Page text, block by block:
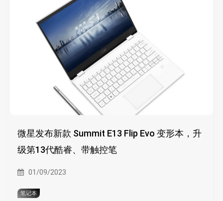
微星发布新款 Summit E13 Flip Evo 变形本，升
级第13代酷睿、带触控笔
01/09/2023
笔记本